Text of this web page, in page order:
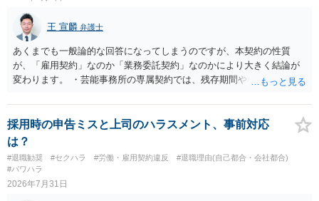
王 宣麟 弁護士
あくまでも一般論的な回答になってしまうのですが、本契約の性質
が、「雇用契約」なのか「業務委託契約」なのかにより大きく結論が
変わります。 ・芸能事務所の専属契約では、残存期間や報酬額、投下
務上よくあるからといって当然に適法という意味ではなく、実際の損
害との対応関係や合理性が重要です。 ・違約金に上限がなくても、常
に有効になるわけではありません。契約が労働契約に近い実態なら労
基法16条で無効となる余地があり、そうでなくても、金額が事務所の
損害と比べて過大なら無効や減額が争点になります。 ・契約前の修正
交渉は一般的です。 交渉の方向としては、上限額を設ける、実損害ベ
採用時の申告ミスと上司のハラスメント、事前対応
は？
#退職勧奨 #セクハラ #労働・雇用契約違反
#退職理由(自己都合・会社都合)
#パワハラ
2026年7月31日